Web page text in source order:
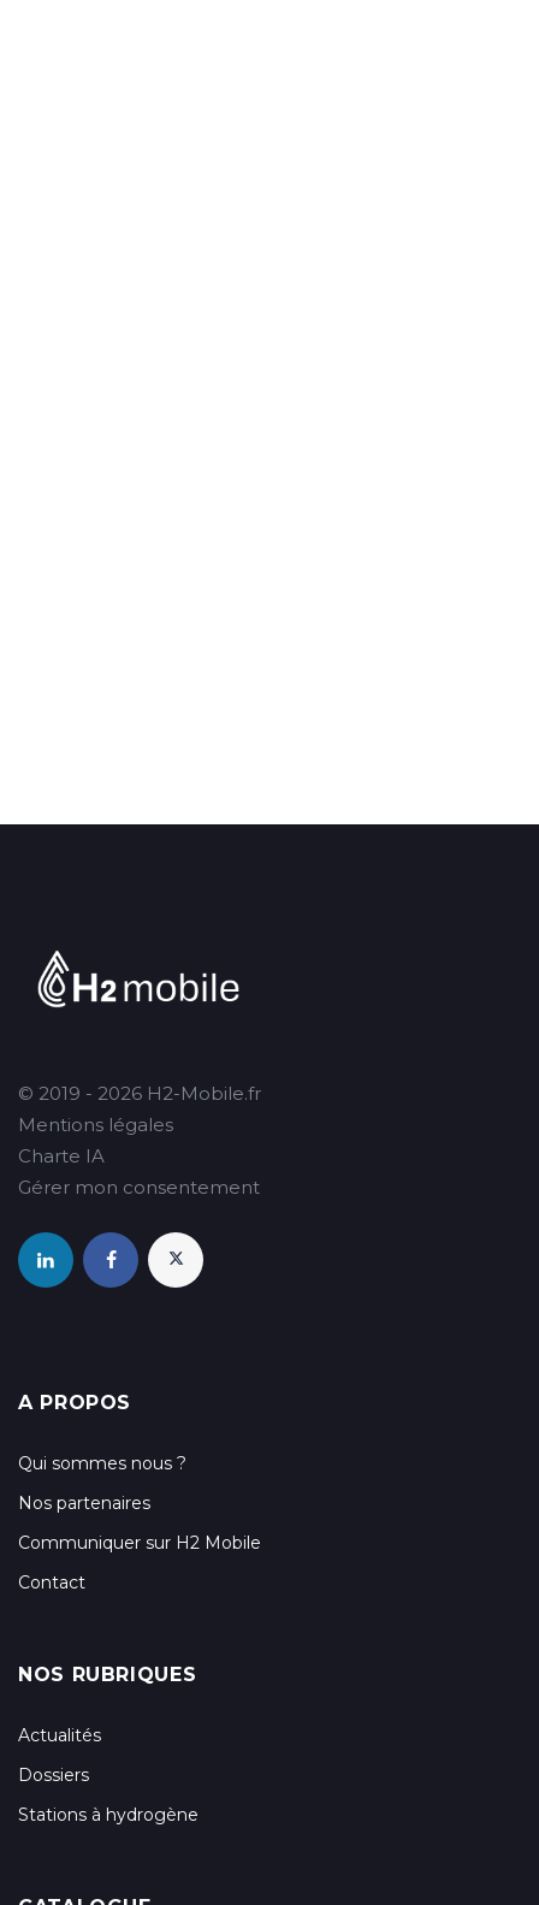
© 2019 - 2026 H2-Mobile.fr
Mentions légales
Charte IA
Gérer mon consentement
A PROPOS
Qui sommes nous ?
Nos partenaires
Communiquer sur H2 Mobile
Contact
NOS RUBRIQUES
Actualités
Dossiers
Stations à hydrogène